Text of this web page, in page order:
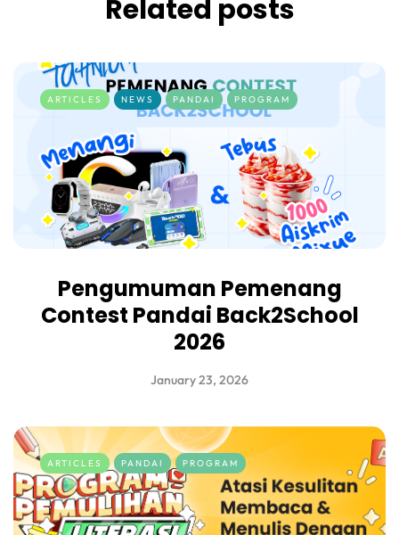
Related posts
ARTICLES NEWS PANDAI PROGRAM
Pengumuman Pemenang
Contest Pandai Back2School
2026
January 23, 2026
ARTICLES PANDAI PROGRAM